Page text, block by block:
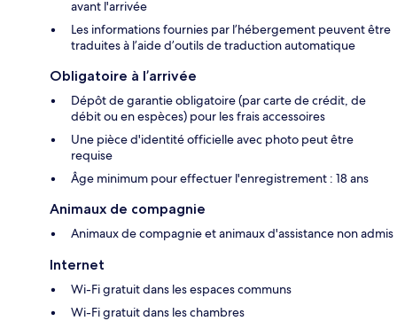
avant l'arrivée
Les informations fournies par l’hébergement peuvent être
traduites à l’aide d’outils de traduction automatique
Obligatoire à l’arrivée
Dépôt de garantie obligatoire (par carte de crédit, de
débit ou en espèces) pour les frais accessoires
Une pièce d'identité officielle avec photo peut être
requise
Âge minimum pour effectuer l'enregistrement : 18 ans
Animaux de compagnie
Animaux de compagnie et animaux d'assistance non admis
Internet
Wi-Fi gratuit dans les espaces communs
Wi-Fi gratuit dans les chambres